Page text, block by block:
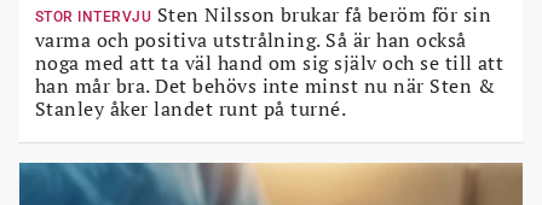
STOR INTERVJU Sten Nilsson brukar få beröm för sin
varma och positiva utstrålning. Så är han också
noga med att ta väl hand om sig själv och se till att
han mår bra. Det behövs inte minst nu när Sten &
Stanley åker landet runt på turné.